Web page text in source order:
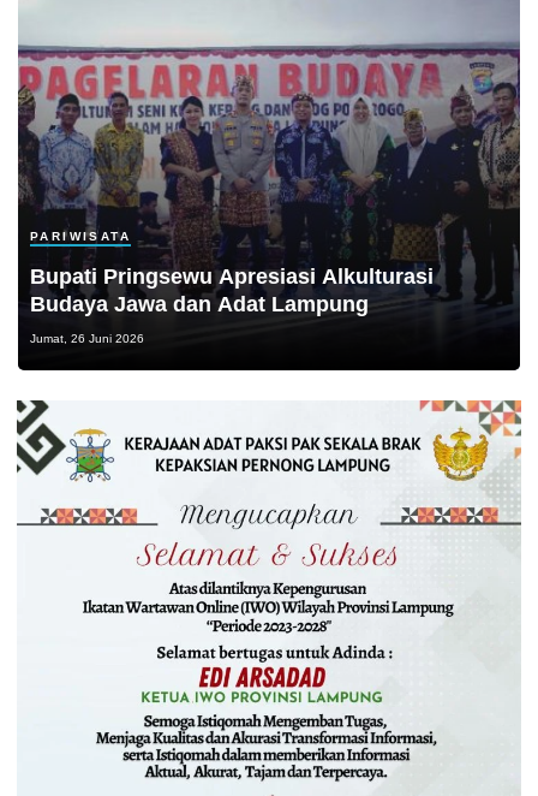
PARIWISATA
Bupati Pringsewu Apresiasi Alkulturasi
Budaya Jawa dan Adat Lampung
Jumat, 26 Juni 2026